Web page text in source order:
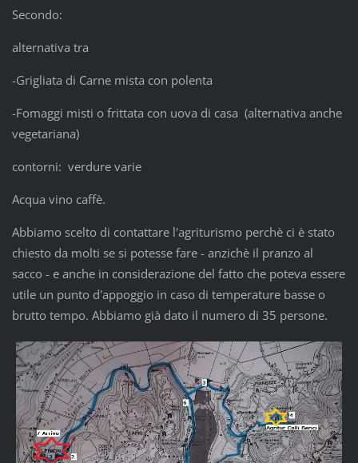
Secondo:
alternativa tra
-Grigliata di Carne mista con polenta
-Fomaggi misti o frittata con uova di casa (alternativa anche
vegetariana)
contorni: verdure varie
Acqua vino caffè.
Abbiamo scelto di contattare l'agriturismo perchè ci è stato
chiesto da molti se si potesse fare - anzichè il pranzo al
sacco - e anche in considerazione del fatto che poteva essere
utile un punto d'appoggio in caso di temperature basse o
brutto tempo. Abbiamo già dato il numero di 35 persone.